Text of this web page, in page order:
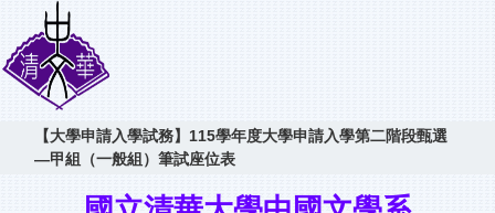
【大學申請入學試務】115學年度大學申請入學第二階段甄選
—甲組（一般組）筆試座位表